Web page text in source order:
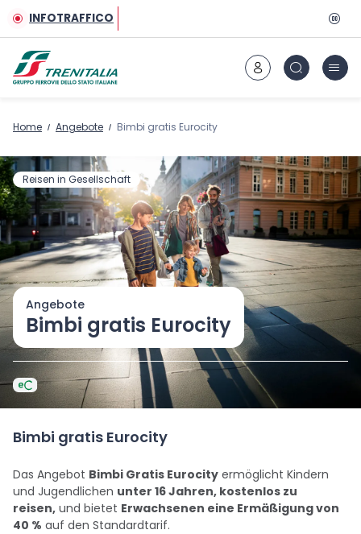
INFOTRAFFICO
Home Angebote Bimbi gratis Eurocity
Reisen in Gesellschaft
Angebote
Bimbi gratis Eurocity
Bimbi gratis Eurocity
Das Angebot Bimbi Gratis Eurocity ermöglicht Kindern
und Jugendlichen unter 16 Jahren, kostenlos zu
reisen, und bietet Erwachsenen eine Ermäßigung von
40 % auf den Standardtarif.